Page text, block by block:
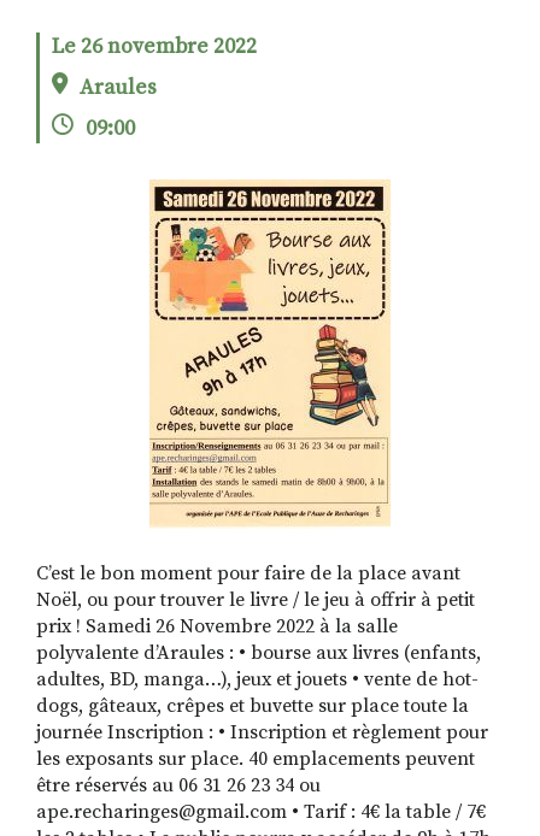
ALTER STRADA
RECHERCHER
S'ABONNER
S'INSCRIRE À LA NEWSLETTER
FACEBOOKINSTAGRAM
LINKEDINYOUTUBE
Le 26 novembre 2022
Araules
09:00
C’est le bon moment pour faire de la place avant
Noël, ou pour trouver le livre / le jeu à offrir à petit
prix ! Samedi 26 Novembre 2022 à la salle
polyvalente d’Araules : • bourse aux livres (enfants,
adultes, BD, manga…), jeux et jouets • vente de hot-
dogs, gâteaux, crêpes et buvette sur place toute la
journée Inscription : • Inscription et règlement pour
les exposants sur place. 40 emplacements peuvent
être réservés au 06 31 26 23 34 ou
ape.recharinges@gmail.com • Tarif : 4€ la table / 7€